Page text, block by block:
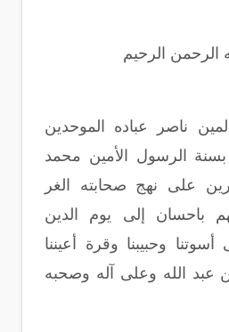
الرحمن الرحيم
ناصر عباده الموحدين
بسنة الرسول الأمين محمد
على نهج صحابته الغر
باحسان إلى يوم الدين
وحبيبنا وقرة أعيننا
بن عبد الله وعلى آله وصحبه